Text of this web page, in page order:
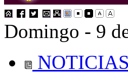
Domingo - 9
NOTICIAS